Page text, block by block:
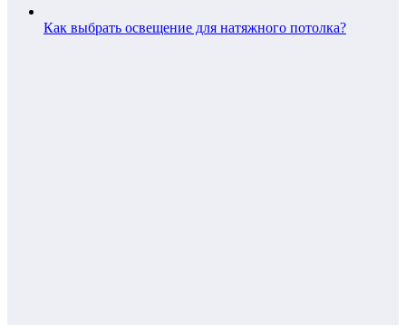
Как выбрать освещение для натяжного потолка?